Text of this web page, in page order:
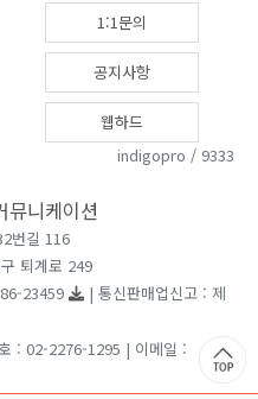
1:1문의
공지사항
웹하드
indigopro / 9333
뮤니케이션
번길 116
퇴계로 249
23459
| 통신판매업신고 : 제
: 02-2276-1295 | 이메일 :